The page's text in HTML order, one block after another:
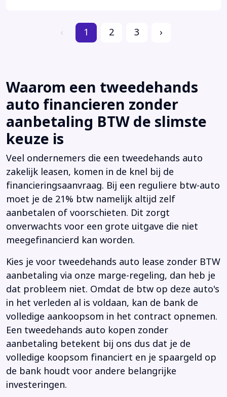
‹ 1 2 3 ›
Waarom een tweedehands
auto financieren zonder
aanbetaling BTW de slimste
keuze is
Veel ondernemers die een tweedehands auto
zakelijk leasen, komen in de knel bij de
financieringsaanvraag. Bij een reguliere btw-auto
moet je de 21% btw namelijk altijd zelf
aanbetalen of voorschieten. Dit zorgt
onverwachts voor een grote uitgave die niet
meegefinancierd kan worden.
Kies je voor tweedehands auto lease zonder BTW
aanbetaling via onze marge-regeling, dan heb je
dat probleem niet. Omdat de btw op deze auto's
in het verleden al is voldaan, kan de bank de
volledige aankoopsom in het contract opnemen.
Een tweedehands auto kopen zonder
aanbetaling betekent bij ons dus dat je de
volledige koopsom financiert en je spaargeld op
de bank houdt voor andere belangrijke
investeringen.